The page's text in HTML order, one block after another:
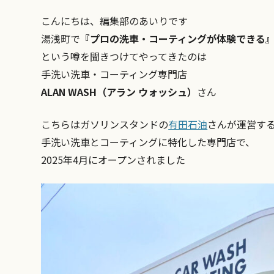
こんにちは、編集部のあいりです
湯浅町で 『プロの洗車・コーティングが体験できる
という噂を聞きつけてやってきたのは
手洗い洗車・コーティング専門店
ALAN WASH（アラン ウォッシュ） さん
こちらはガソリンスタンドの有田石油さんが運営す
手洗い洗車とコーティングに特化した専門店で、
2025年4月にオープンされました